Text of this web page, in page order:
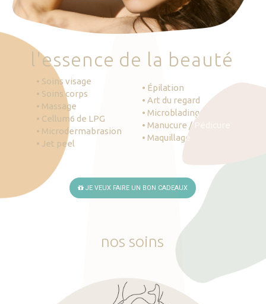
'essence de la beauté
• Soins visage
• Soins corps
• Massage
• Cellum6 de LPG
• Microdermabrasion
• Jet peel
• Épilation
• Art du regard
• Microblading
• Manucure / Pédicure
• Maquillage
JE VEUX FAIRE UN BON CADEAUX
nos soins